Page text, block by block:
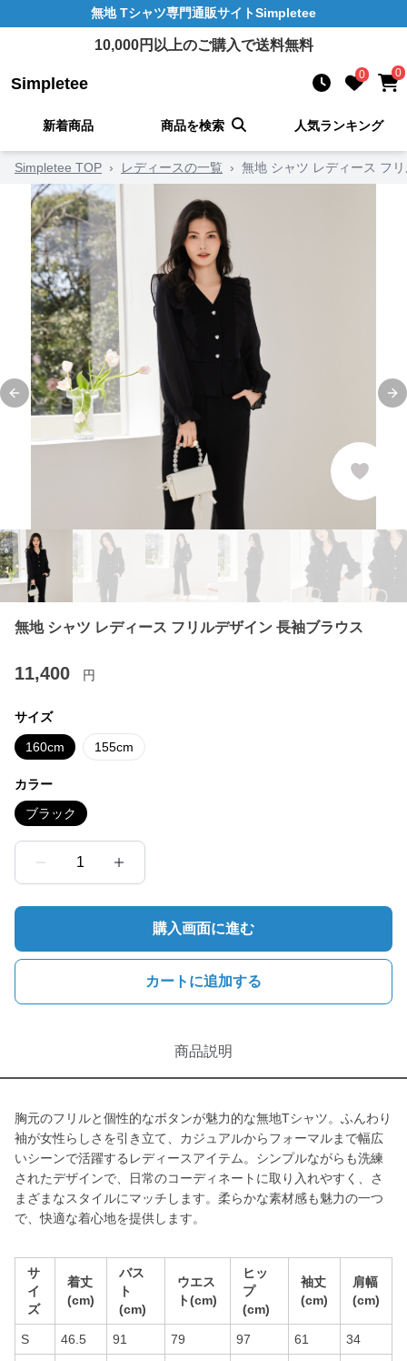
無地 Tシャツ専門通販サイトSimpletee
10,000円以上のご購入で送料無料
Simpletee 0 0
新着商品 商品を検索 人気ランキング
Simpletee TOP › レディースの一覧 › 無地 シャツ レディース フ
Previous slide
無地 シャツ レディース フリルデザイン 長袖ブラウス
11,400 円
サイズ
160cm 155cm
カラー
ブラック
1
購入画面に進む
カートに追加する
商品説明
胸元のフリルと個性的なボタンが魅力的な無地Tシャツ。ふんわり
袖が女性らしさを引き立て、カジュアルからフォーマルまで幅広
いシーンで活躍するレディースアイテム。シンプルながらも洗練
されたデザインで、日常のコーディネートに取り入れやすく、さ
まざまなスタイルにマッチします。柔らかな素材感も魅力の一つ
で、快適な着心地を提供します。
サ
イ
ズ
着丈
(cm)
バス
ト
(cm)
ウエス
ト(cm)
ヒッ
プ
(cm)
袖丈
(cm)
肩幅
(cm)
S 46.5 91 79 97 61 34